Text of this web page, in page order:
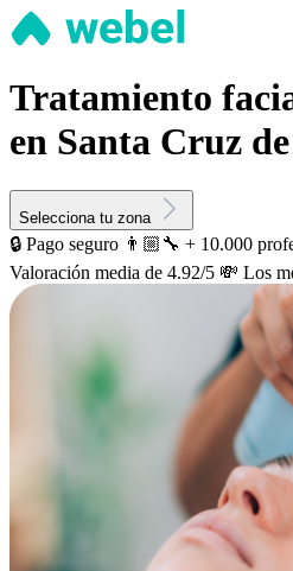
Tratamiento
en Santa Cruz
Selecciona tu zona
🔒 Pago seguro 👨🏼‍🔧 + 10.000
Valoración media de 4.92/5 💸 Los